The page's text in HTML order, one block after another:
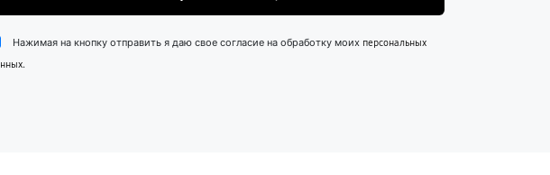
Нажимая на кнопку отправить я даю свое согласие на обработку моих персональных
.